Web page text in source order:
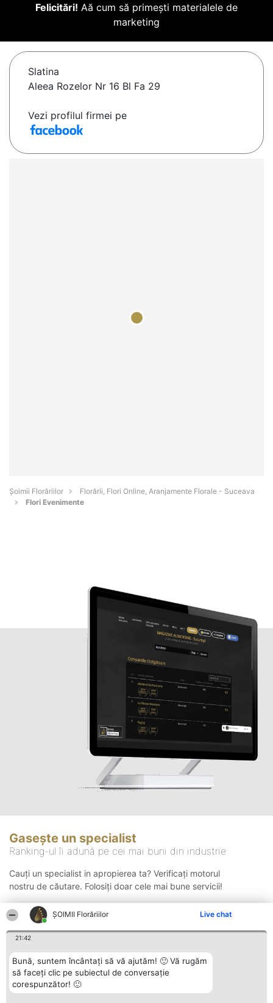
ȘOIMII Florăriilor Live chat
21:42
Bună, suntem încântați să vă ajutăm! 🙂 Vă rugăm
să faceți clic pe subiectul de conversație
corespunzător! 🙂
Felicitări! Aă cum să primești materialele de
marketing
Slatina
Aleea Rozelor Nr 16 Bl Fa 29
Vezi profilul firmei pe
Șoimii Florăriilor
Florării, Flori Online, Aranjamente Florale - Suceava
Flori Evenimente
Gasește un specialist
Ranking-ul îi adună pe cei mai buni din industrie
Cauți un specialist in apropierea ta? Verificați motorul
nostru de căutare. Folosiți doar cele mai bune servicii!